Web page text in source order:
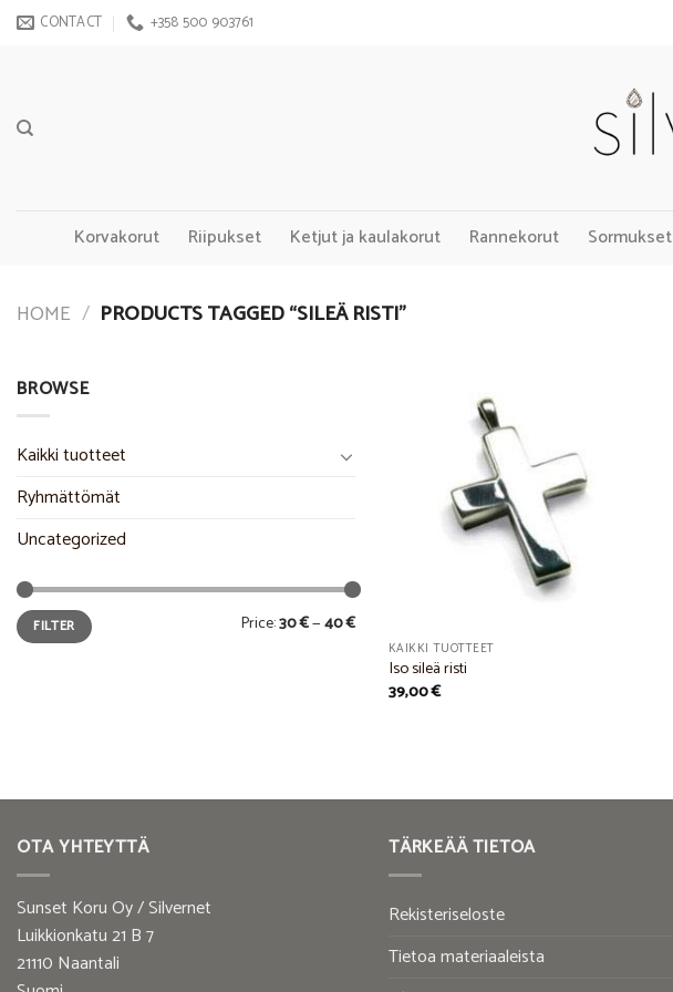
Skip CONTACT +358 500 903761
Korvakorut Riipukset Ketjut ja kaulakorut Rannekorut Sormukset
HOME / PRODUCTS TAGGED “SILEÄ RISTI”
BROWSE
Kaikki tuotteet
Ryhmättömät
Uncategorized
Min
price
Max
priceFILTER Price:30 €—40 €
Add to
Wishlist
KAIKKI TUOTTEET
Iso sileä risti
39,00€
OTA YHTEYTTÄ
Sunset Koru Oy / Silvernet
Luikkionkatu 21 B 7
21110 Naantali
TÄRKEÄÄ TIETOA
Rekisteriseloste
Tietoa materiaaleista